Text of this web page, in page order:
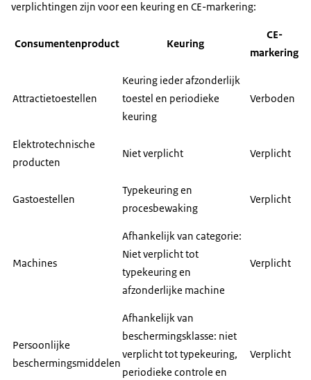
verplichtingen zijn voor een keuring en CE-markering:
Consumentenproduct Keuring
CE-
markering
Attractietoestellen
Keuring ieder afzonderlijk
toestel en periodieke
keuring
Verboden
Elektrotechnische
producten
Niet verplicht Verplicht
Gastoestellen
Typekeuring en
procesbewaking
Verplicht
Machines
Afhankelijk van categorie:
Niet verplicht tot
typekeuring en
afzonderlijke machine
Verplicht
Persoonlijke
beschermingsmiddelen
Afhankelijk van
beschermingsklasse: niet
verplicht tot typekeuring,
periodieke controle en
Verplicht